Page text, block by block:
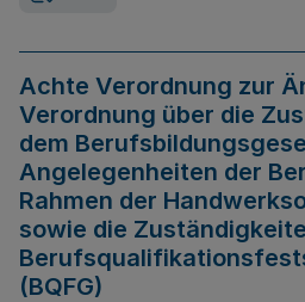
Achte Verordnung zur
Verordnung über die
dem
Angelegenheiten der
Rahmen der
sowie die
(BQFG)